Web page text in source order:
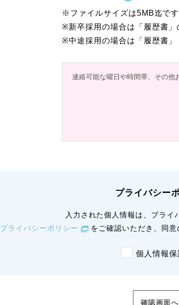
※ファイルサイズは5MB迄です
※新卒採用の場合は「履歴書」
※中途採用の場合は「履歴書」
プライバシー
入力された個人情報は、プライ
プライバシーポリシー
をご確認いただき、同
個人情報保